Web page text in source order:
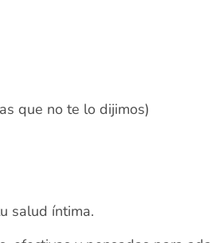
que no te lo dijimos)
salud íntima.